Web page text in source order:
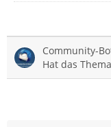
Community-
Hat das